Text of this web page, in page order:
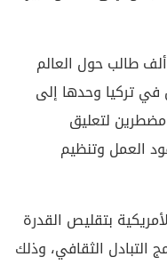
وبينما تشير التقارير إلى تأثر نحو 25 ألف طالب حول العالم
في تركيا وحدها إلى
مضطرين لتعليق
العمل وتنظيم
بتقليص القدرة
التبادل الثقافي، وذلك